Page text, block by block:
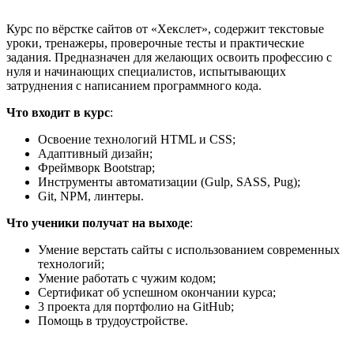
Курс по вёрстке сайтов от «Хекслет», содержит текстовые
уроки, тренажеры, проверочные тесты и практические
задания. Предназначен для желающих освоить профессию с
нуля и начинающих специалистов, испытывающих
затруднения с написанием программного кода.
Что входит в курс:
Освоение технологий HTML и CSS;
Адаптивный дизайн;
Фреймворк Bootstrap;
Инструменты автоматизации (Gulp, SASS, Pug);
Git, NPM, линтеры.
Что ученики получат на выходе:
Умение верстать сайты с использованием современных
технологий;
Умение работать с чужим кодом;
Сертификат об успешном окончании курса;
3 проекта для портфолио на GitHub;
Помощь в трудоустройстве.